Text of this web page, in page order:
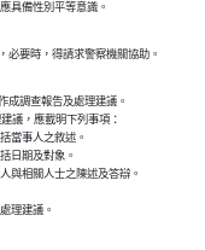
具備性別平等意識。
必要時，得請求警察機關協助。
成調查報告及處理建議。
建議，應載明下列事項：
當事人之敘述。
日期及對象。
與相關人士之陳述及答辯。
理建議。